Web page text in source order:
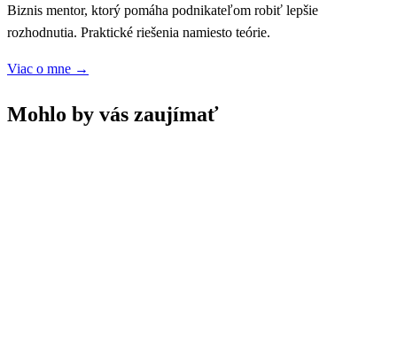
Biznis mentor, ktorý pomáha podnikateľom robiť lepšie
rozhodnutia. Praktické riešenia namiesto teórie.
Viac o mne →
Mohlo by vás zaujímať